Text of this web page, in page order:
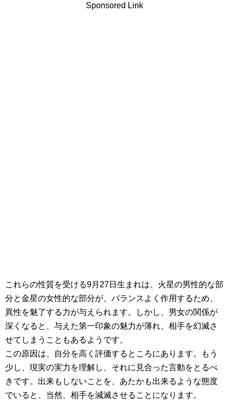
Sponsored Link
これらの性質を受ける9月27日生まれは、火星の男性的な部
分と金星の女性的な部分が、バランスよく作用するため、
異性を魅了する力が与えられます。しかし、男女の関係が
深くなると、与えた第一印象の魅力が薄れ、相手を幻滅さ
せてしまうこともあるようです。
この原因は、自分を高く評価するところにあります。もう
少し、現実の実力を理解し、それに見合った言動をとるべ
きです。出来もしないことを、あたかも出来るような態度
でいると、当然、相手を減滅させることになります。